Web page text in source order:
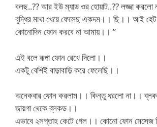
বলছ..?? আর ইউ ম্যাড ওর হোয়াট..?? লজ্জা করলো
বুদ্ধির মাথা খেয়ে ফেলেছ একদম।। ছি।। আই
কোনোদিন ফোন করবে না আমায়।। ”
এই বলে রূপা ফোন রেখে দিলো।।
একটু বেশিই বাড়াবাড়ি করে ফেলেছি।।
অনেকবার ফোন করলাম।। কিন্তু ধরলো না।।
জায়গা থেকে ব্লকড।।
এভাবে ২সপ্তাহ কেটে গেল।। কোনো ফোন মেসেজ